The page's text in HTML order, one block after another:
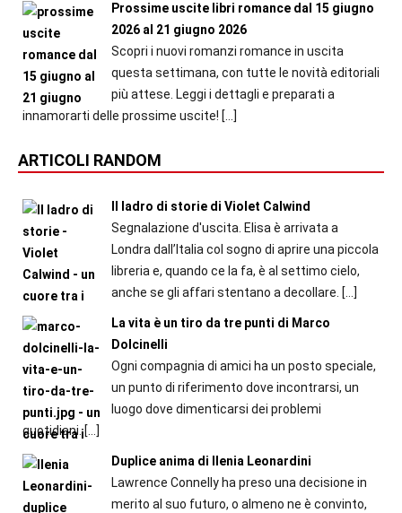
Prossime uscite libri romance dal 15 giugno
2026 al 21 giugno 2026
Scopri i nuovi romanzi romance in uscita
questa settimana, con tutte le novità editoriali
più attese. Leggi i dettagli e preparati a
innamorarti delle prossime uscite! […]
ARTICOLI RANDOM
Il ladro di storie di Violet Calwind
Segnalazione d'uscita. Elisa è arrivata a
Londra dall’Italia col sogno di aprire una piccola
libreria e, quando ce la fa, è al settimo cielo,
anche se gli affari stentano a decollare. […]
La vita è un tiro da tre punti di Marco
Dolcinelli
Ogni compagnia di amici ha un posto speciale,
un punto di riferimento dove incontrarsi, un
luogo dove dimenticarsi dei problemi
quotidiani.[…]
Duplice anima di Ilenia Leonardini
Lawrence Connelly ha preso una decisione in
merito al suo futuro, o almeno ne è convinto,